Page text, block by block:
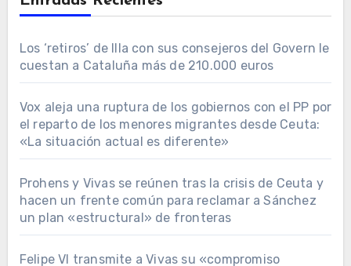
Los ‘retiros’ de Illa con sus consejeros del Govern le
cuestan a Cataluña más de 210.000 euros
Vox aleja una ruptura de los gobiernos con el PP por
el reparto de los menores migrantes desde Ceuta:
«La situación actual es diferente»
Prohens y Vivas se reúnen tras la crisis de Ceuta y
hacen un frente común para reclamar a Sánchez
un plan «estructural» de fronteras
Felipe VI transmite a Vivas su «compromiso